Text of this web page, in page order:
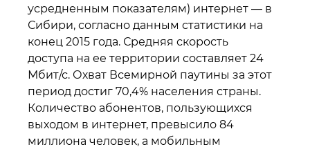
усредненным показателям) интернет — в
Сибири, согласно данным статистики на
конец 2015 года. Средняя скорость
доступа на ее территории составляет 24
Мбит/с. Охват Всемирной паутины за этот
период достиг 70,4% населения страны.
Количество абонентов, пользующихся
выходом в интернет, превысило 84
миллиона человек, а мобильным